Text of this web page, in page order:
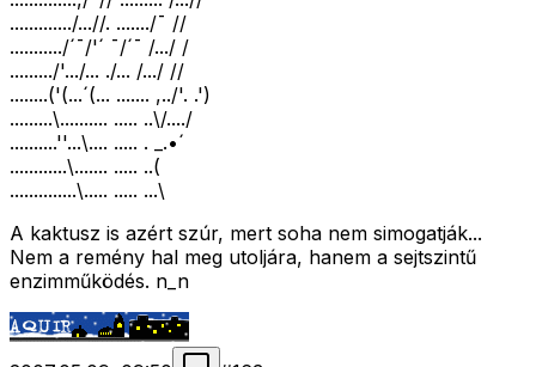
............./...//. ......./¯ //
.........../´¯/'´ ¯/´¯ /.../ /
........./'.../... ./... /.../ //
........('(...´(... ....... ,../'. .')
.........\.......... ..... ..\/..../
..........''...\.... ..... . _.•´
............\....... ..... ..(
..............\..... ..... ...\
A kaktusz is azért szúr, mert soha nem simogatják...
Nem a remény hal meg utoljára, hanem a sejtszintű
enzimműködés. n_n